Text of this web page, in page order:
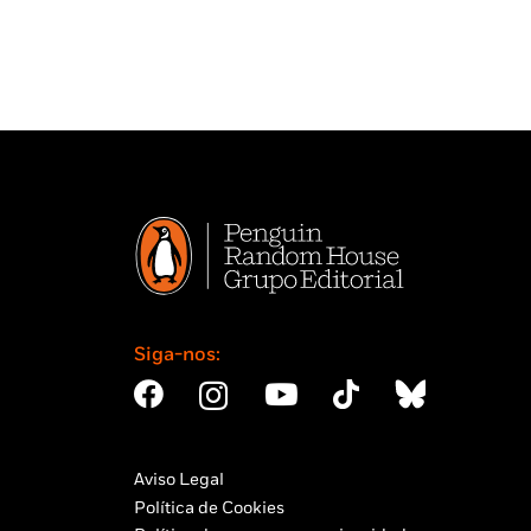
Siga-nos:
Aviso Legal
Política de Cookies